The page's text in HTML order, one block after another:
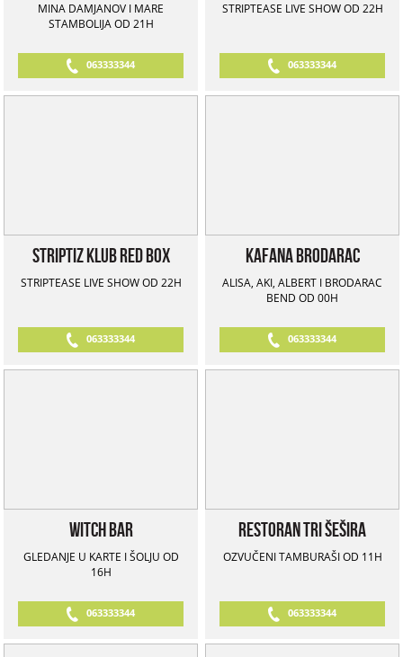
MINA DAMJANOV I MARE
STAMBOLIJA OD 21H
063333344
STRIPTEASE LIVE SHOW OD 22H
063333344
Striptiz Klub Red Box
STRIPTEASE LIVE SHOW OD 22H
063333344
Kafana Brodarac
ALISA, AKI, ALBERT I BRODARAC
BEND OD 00H
063333344
Witch Bar
GLEDANJE U KARTE I ŠOLJU OD
16H
063333344
Restoran Tri Šešira
OZVUČENI TAMBURAŠI OD 11H
063333344